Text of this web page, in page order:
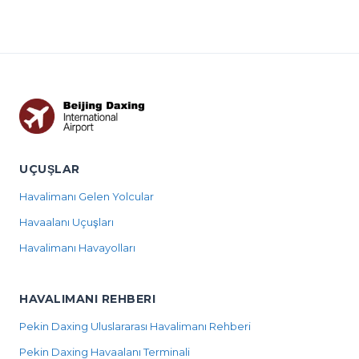
UÇUŞLAR
Havalimanı Gelen Yolcular
Havaalanı Uçuşları
Havalimanı Havayolları
HAVALIMANI REHBERI
Pekin Daxing Uluslararası Havalimanı Rehberi
Pekin Daxing Havaalanı Terminali